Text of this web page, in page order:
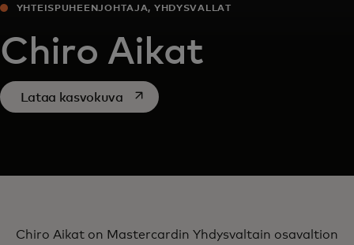
YHTEISPUHEENJOHTAJA, YHDYSVALLAT
Chiro Aikat
Lataa kasvokuvaopens in a new tab
Chiro Aikat on Mastercardin Yhdysvaltain osavaltion